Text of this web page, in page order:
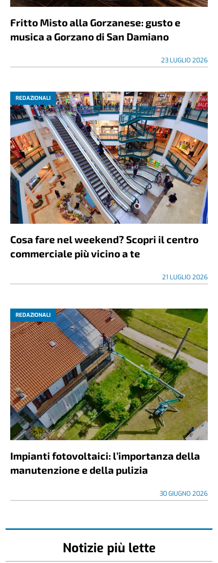
Fritto Misto alla Gorzanese: gusto e
musica a Gorzano di San Damiano
23 LUGLIO 2026
REDAZIONALI
Cosa fare nel weekend? Scopri il centro
commerciale più vicino a te
21 LUGLIO 2026
REDAZIONALI
Impianti fotovoltaici: l’importanza della
manutenzione e della pulizia
30 GIUGNO 2026
Notizie più lette